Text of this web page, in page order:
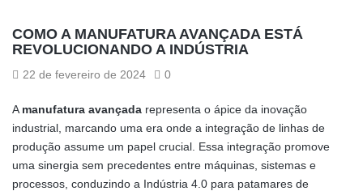
COMO A MANUFATURA AVANÇADA ESTÁ
REVOLUCIONANDO A INDÚSTRIA
22 de fevereiro de 2024 0
A manufatura avançada representa o ápice da inovação
industrial, marcando uma era onde a integração de linhas de
produção assume um papel crucial. Essa integração promove
uma sinergia sem precedentes entre máquinas, sistemas e
processos, conduzindo a Indústria 4.0 para patamares de